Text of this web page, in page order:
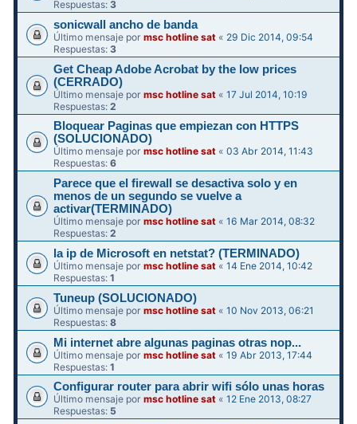
Respuestas: 3
sonicwall ancho de banda
Último mensaje pormsc hotline sat « 29 Dic 2014, 09:54
Respuestas:3
Get Cheap Adobe Acrobat by the low prices
(CERRADO)
Último mensaje pormsc hotline sat «17 Jul 2014, 10:19
Respuestas:2
Bloquear Paginas que empiezan con HTTPS
(SOLUCIONADO)
Último mensaje pormsc hotline sat «03 Abr 2014, 11:43
Respuestas:6
Parece que el firewall se desactiva solo y en
menos de un segundo se vuelve a
activar(TERMINADO)
Último mensaje pormsc hotline sat «16 Mar 2014, 08:32
Respuestas:2
la ip de Microsoft en netstat? (TERMINADO)
Último mensaje pormsc hotline sat «14 Ene 2014, 10:42
Respuestas:1
Tuneup (SOLUCIONADO)
Último mensaje pormsc hotline sat «10 Nov 2013, 06:21
Respuestas:8
Mi internet abre algunas paginas otras nop...
Último mensaje pormsc hotline sat «19 Abr 2013, 17:44
Respuestas:1
Configurar router para abrir wifi sólo unas horas
Último mensaje pormsc hotline sat «12 Ene 2013, 08:27
Respuestas: 5